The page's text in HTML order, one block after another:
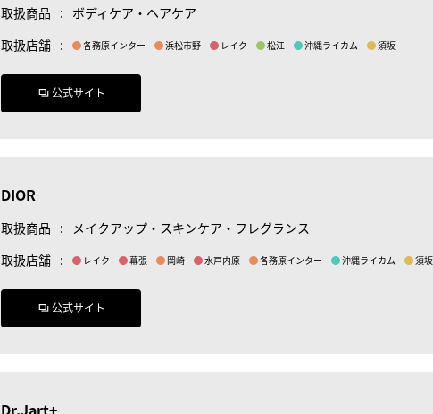
取扱商品 : ボディケア・ヘアケア
取扱店舗 : 各務原インター 浜松市野 レイク 松江 沖縄ライカム 須坂
公式サイト
DIOR
取扱商品 :
メイクアップ・スキンケア・フレグランス
取扱店舗 : レイク 幕張 岡崎 水戸内原 各務原インター 沖縄ライカム 須坂
公式サイト